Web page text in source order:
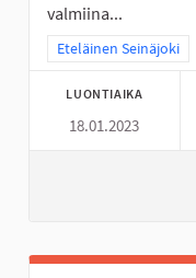
valmiina...
Rajaa tulokset
Eteläinen Seinäjoki
LUONTIAIKA
18.01.2023